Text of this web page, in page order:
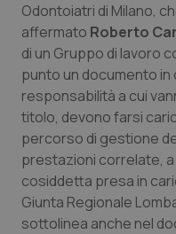
Basilicata
Calabria
Campania
Emilia-Romagna
Friuli Venezia
Artrite & artrosi
Asma & BPCO
Car-T
Colesterolo &
Dermatite
QS Club Newsletter
Odontoiatri di Milano,
affermato Roberto
di un Gruppo di lavoro
punto un documento in
responsabilità a cui
titolo, devono farsi
percorso di gestione
prestazioni correlate,
cosiddetta presa in
Giunta Regionale
sottolinea anche nel